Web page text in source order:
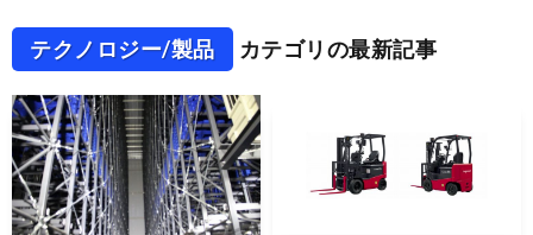
テクノロジー/製品 カテゴリの最新記事